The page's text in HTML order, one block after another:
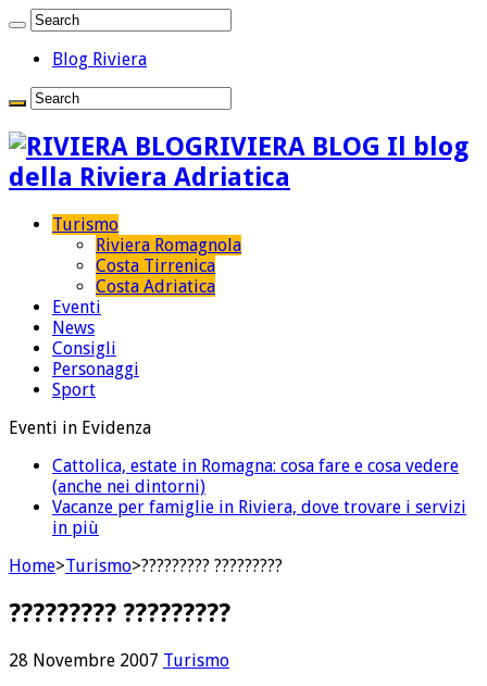
Blog Riviera
RIVIERA BLOG Il blog
della Riviera Adriatica
Turismo
Riviera Romagnola
Costa Tirrenica
Costa Adriatica
Eventi
News
Consigli
Personaggi
Sport
Eventi in Evidenza
Cattolica, estate in Romagna: cosa fare e cosa vedere
(anche nei dintorni)
Vacanze per famiglie in Riviera, dove trovare i servizi
in più
Home>Turismo>????????? ?????????
????????? ?????????
28 Novembre 2007 Turismo